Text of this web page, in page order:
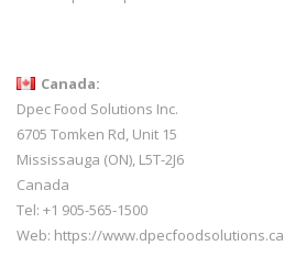
Canada:
Dpec Food Solutions Inc.
6705 Tomken Rd, Unit 15
Mississauga (ON), L5T-2J6
Canada
Tel: +1 905-565-1500
Web: https://www.dpecfoodsolutions.ca